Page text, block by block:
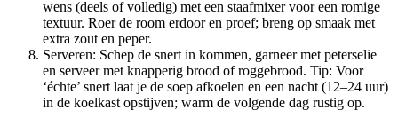
wens (deels of volledig) met een staafmixer voor een romige
textuur. Roer de room erdoor en proef; breng op smaak met
extra zout en peper.
Serveren: Schep de snert in kommen, garneer met peterselie
en serveer met knapperig brood of roggebrood. Tip: Voor
‘échte’ snert laat je de soep afkoelen en een nacht (12–24 uur)
in de koelkast opstijven; warm de volgende dag rustig op.